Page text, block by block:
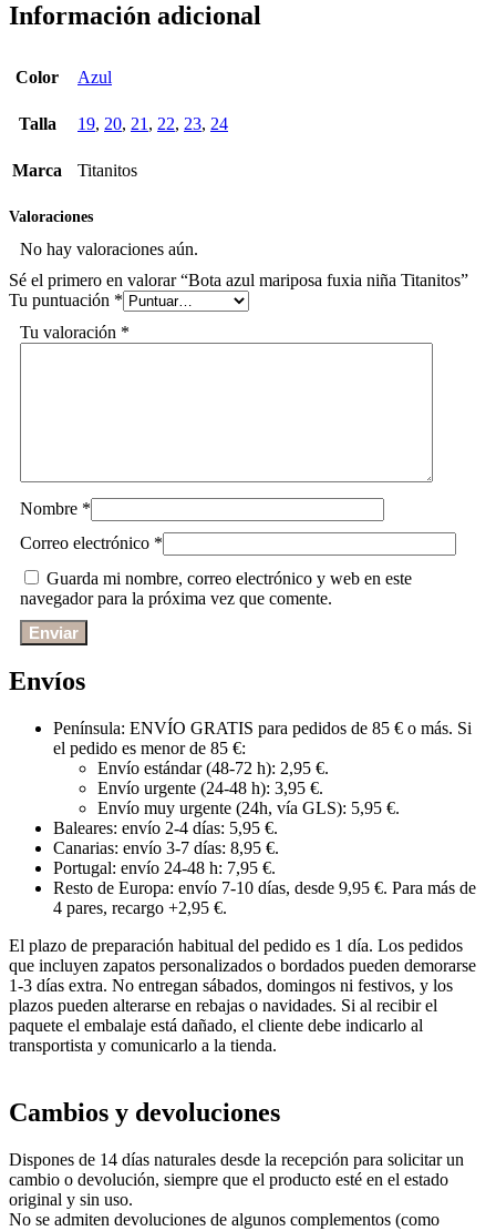
Información adicional
Color Azul
Talla 19, 20, 21 , 22, 23, 24
Marca Titanitos
Valoraciones
No hay valoraciones aún.
Sé el primero en valorar “Bota azul mariposa fuxia niña Titanitos”
Tu puntuación *
Tu valoración *
Nombre *
Correo electrónico *
Guarda mi nombre, correo electrónico y web en este
navegador para la próxima vez que comente.
Envíos
Península: ENVÍO GRATIS para pedidos de 85 € o más. Si
el pedido es menor de 85 €:
Envío estándar (48-72 h): 2,95 €.
Envío urgente (24-48 h): 3,95 €.
Envío muy urgente (24h, vía GLS): 5,95 €.
Baleares: envío 2-4 días: 5,95 €.
Canarias: envío 3-7 días: 8,95 €.
Portugal: envío 24-48 h: 7,95 €.
Resto de Europa: envío 7-10 días, desde 9,95 €. Para más de
4 pares, recargo +2,95 €.
El plazo de preparación habitual del pedido es 1 día. Los pedidos
que incluyen zapatos personalizados o bordados pueden demorarse
1-3 días extra. No entregan sábados, domingos ni festivos, y los
plazos pueden alterarse en rebajas o navidades. Si al recibir el
paquete el embalaje está dañado, el cliente debe indicarlo al
transportista y comunicarlo a la tienda.
Cambios y devoluciones
Dispones de 14 días naturales desde la recepción para solicitar un
cambio o devolución, siempre que el producto esté en el estado
original y sin uso.
No se admiten devoluciones de algunos complementos (como